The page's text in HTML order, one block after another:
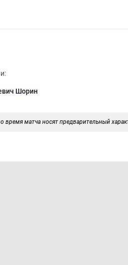
Шорин
время матча носят предварительный